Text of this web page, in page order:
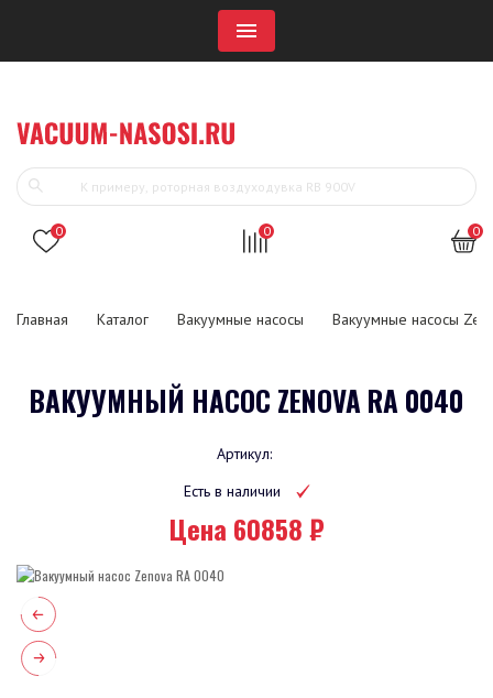
Menu
0 0 0
Главная Каталог Вакуумные насосы Вакуумные насосы
ВАКУУМНЫЙ НАСОС ZENOVA RA 0040
Артикул:
Есть в наличии
Цена 60858 ₽